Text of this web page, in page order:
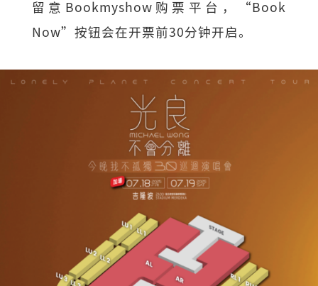
留意Bookmyshow购票平台，“Book
Now”按钮会在开票前30分钟开启。